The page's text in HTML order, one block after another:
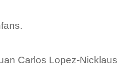
Carlos Lopez-Nicklaus